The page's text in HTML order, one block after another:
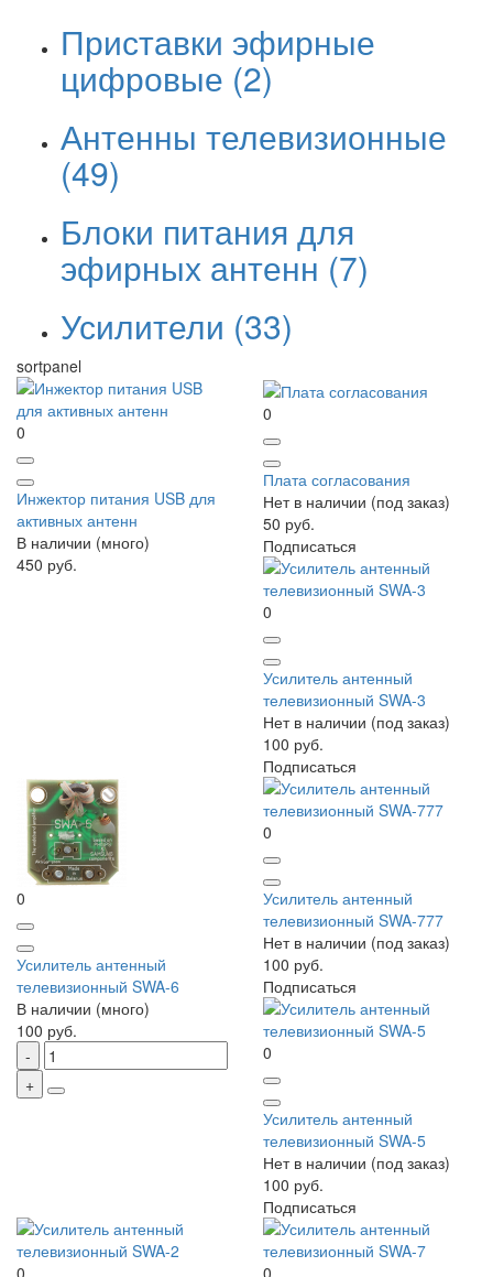
Приставки эфирные
цифровые (2)
Антенны телевизионные
(49)
Блоки питания для
эфирных антенн (7)
Усилители (33)
sortpanel
0
Инжектор питания USB для
активных антенн
В наличии (много)
450 руб.
0
Плата согласования
Нет в наличии (под заказ)
50 руб.
Подписаться
0
Усилитель антенный
телевизионный SWA-3
Нет в наличии (под заказ)
100 руб.
Подписаться
0
Усилитель антенный
телевизионный SWA-6
В наличии (много)
100 руб.
0
Усилитель антенный
телевизионный SWA-777
Нет в наличии (под заказ)
100 руб.
Подписаться
0
Усилитель антенный
телевизионный SWA-5
Нет в наличии (под заказ)
100 руб.
Подписаться
0 0